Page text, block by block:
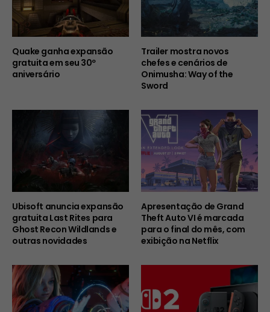
Quake ganha expansão
gratuita em seu 30º
aniversário
Trailer mostra novos
chefes e cenários de
Onimusha: Way of the
Sword
Ubisoft anuncia expansão
gratuita Last Rites para
Ghost Recon Wildlands e
outras novidades
Apresentação de Grand
Theft Auto VI é marcada
para o final do mês, com
exibição na Netflix